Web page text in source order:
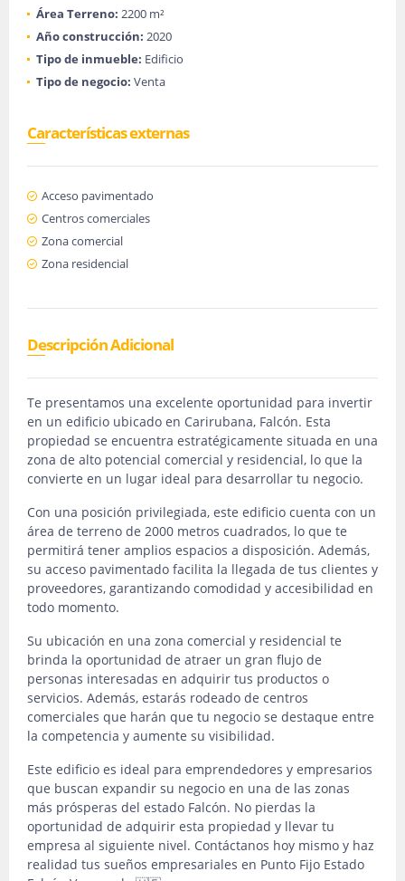
Área Terreno: 2200 m²
Año construcción: 2020
Tipo de inmueble: Edificio
Tipo de negocio: Venta
Características externas
Acceso pavimentado
Centros comerciales
Zona comercial
Zona residencial
Descripción Adicional
Te presentamos una excelente oportunidad para invertir
en un edificio ubicado en Carirubana, Falcón. Esta
propiedad se encuentra estratégicamente situada en una
zona de alto potencial comercial y residencial, lo que la
convierte en un lugar ideal para desarrollar tu negocio.
Con una posición privilegiada, este edificio cuenta con un
área de terreno de 2000 metros cuadrados, lo que te
permitirá tener amplios espacios a disposición. Además,
su acceso pavimentado facilita la llegada de tus clientes y
proveedores, garantizando comodidad y accesibilidad en
todo momento.
Su ubicación en una zona comercial y residencial te
brinda la oportunidad de atraer un gran flujo de
personas interesadas en adquirir tus productos o
servicios. Además, estarás rodeado de centros
comerciales que harán que tu negocio se destaque entre
la competencia y aumente su visibilidad.
Este edificio es ideal para emprendedores y empresarios
que buscan expandir su negocio en una de las zonas
más prósperas del estado Falcón. No pierdas la
oportunidad de adquirir esta propiedad y llevar tu
empresa al siguiente nivel. Contáctanos hoy mismo y haz
realidad tus sueños empresariales en Punto Fijo Estado